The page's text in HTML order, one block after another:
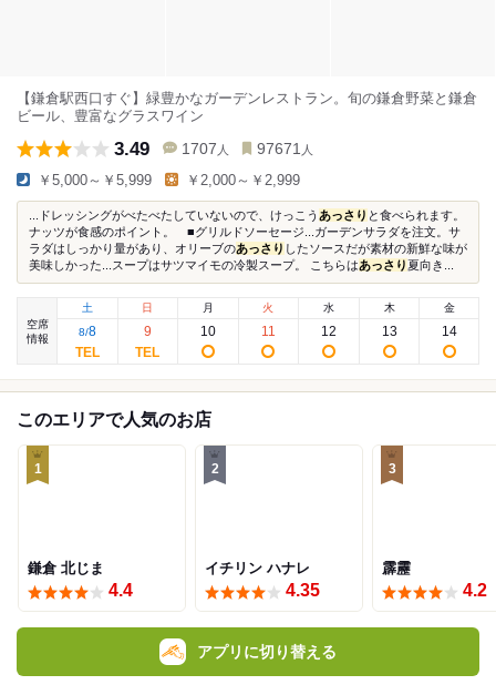
【鎌倉駅西口すぐ】緑豊かなガーデンレストラン。旬の鎌倉野菜と鎌倉
ビール、豊富なグラスワイン
3.49 1707 人 97671 人
￥5,000～￥5,999 ￥2,000～￥2,999
...ドレッシングがべたべたしていないので、けっこう あっさり と食べられます。
ナッツが食感のポイント。 ■グリルドソーセージ...ガーデンサラダを注文。サ
ラダはしっかり量があり、オリーブのあっさり したソースだが素材の新鮮な味が
美味しかった...スープはサツマイモの冷製スープ。 こちらはあっさり 夏向き...
空席
情報
土
8/8
日
9
月
10
火
11
水
12
木
13
金
14
このエリアで人気のお店
1
鎌倉 北じま
4.4
2
イチリン ハナレ
4.35
3
霹靂
4.2
アプリに切り替える